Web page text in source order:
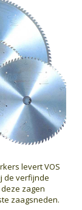
levert VOS
de verfijnde
zagen
zaagsneden.